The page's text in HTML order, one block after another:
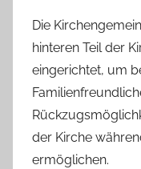
Die
hinteren Teil der
eingerichtet, um
der Kirche
ermöglichen.